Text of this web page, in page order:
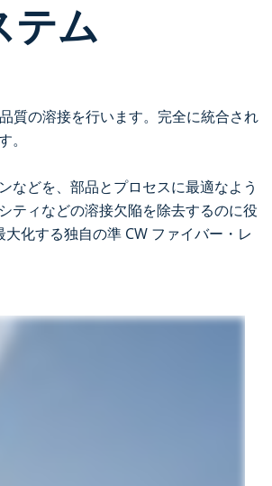
テム
質の溶接を行います。完全に統合され
などを、部品とプロセスに最適なよう
ティなどの溶接欠陥を除去するのに役
化する独自の準 CW ファイバー・レ